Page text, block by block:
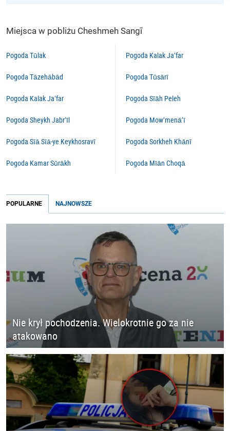
Miejsca w pobliżu Cheshmeh Sangī
Pogoda Tūlak
Pogoda Tāzehābād
Pogoda Kalak Ja‘far
Pogoda Sheykh Jabr’īl
Pogoda Sīā Sīā-ye Keykhosravī
Pogoda Kamar Sūrākh
Pogoda Kalak Ja‘far
Pogoda Tūsārī
Pogoda Sīāh Peleh
Pogoda Mow’menā’ī
Pogoda Sorkheh Khānī
Pogoda Mīān Choqā
POPULARNE NAJNOWSZE
Nie krył pochodzenia. Wielokrotnie go za nie
atakowano